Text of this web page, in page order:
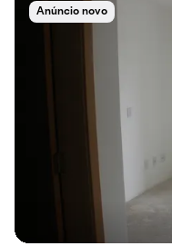
Anúncio novo